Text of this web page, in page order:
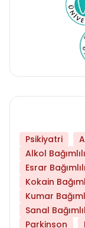
Psikiyatri
Alkol
Esrar
Kokain
Kumar
Sanal
Parkinson